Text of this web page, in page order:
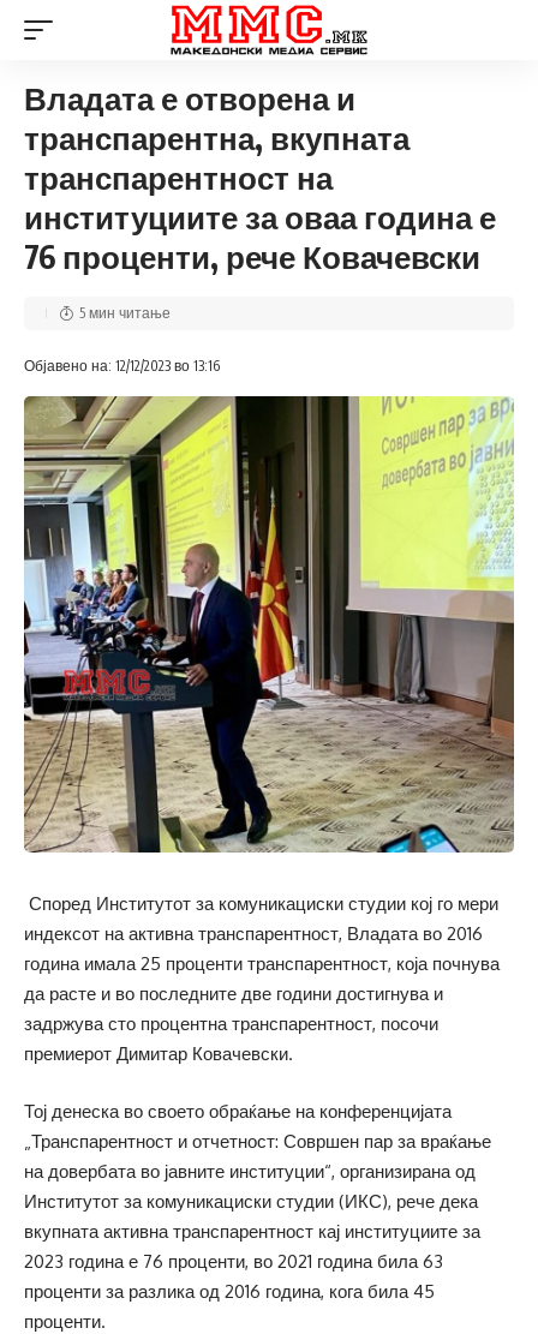
Владата е отворена и
транспарентна, вкупната
транспарентност на
институциите за оваа година е
76 проценти, рече Ковачевски
Објавено на: 12/12/2023 во 13:16
5 мин читање
Според Институтот за комуникациски студии кој го мери
индексот на активна транспарентност, Владата во 2016
година имала 25 проценти транспарентност, која почнува
да расте и во последните две години достигнува и
задржува сто процентна транспарентност, посочи
премиерот Димитар Ковачевски.
Тој денеска во своето обраќање на конференцијата
„Транспарентност и отчетност: Совршен пар за враќање
на довербата во јавните институции“, организирана од
Институтот за комуникациски студии (ИКС), рече дека
вкупната активна транспарентност кај институциите за
2023 година е 76 проценти, во 2021 година била 63
проценти за разлика од 2016 година, кога била 45
проценти.